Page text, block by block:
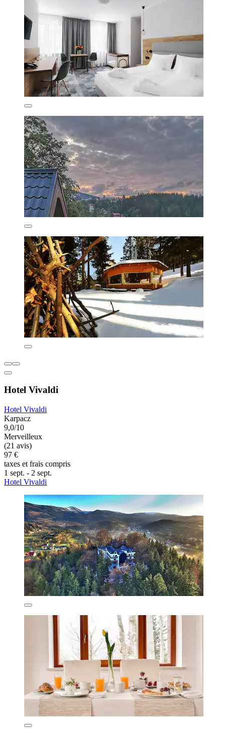
Hotel Vivaldi
Hotel Vivaldi
Karpacz
9,0/10
Merveilleux
(21 avis)
97 €
taxes et frais compris
1 sept. - 2 sept.
Hotel Vivaldi